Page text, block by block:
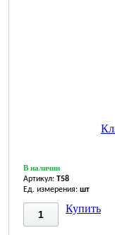
В наличии
Артикул: T58
Ед. измерения: шт
Купить